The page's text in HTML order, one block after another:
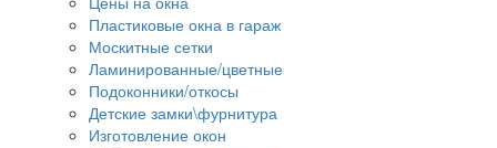
Пластиковые окна в гараж
Москитные сетки
Ламинированные/цветные
Подоконники/откосы
Детские замки\фурнитура
Изготовление окон